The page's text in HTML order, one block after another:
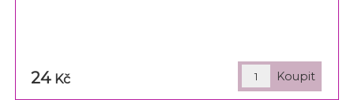
24 Kč